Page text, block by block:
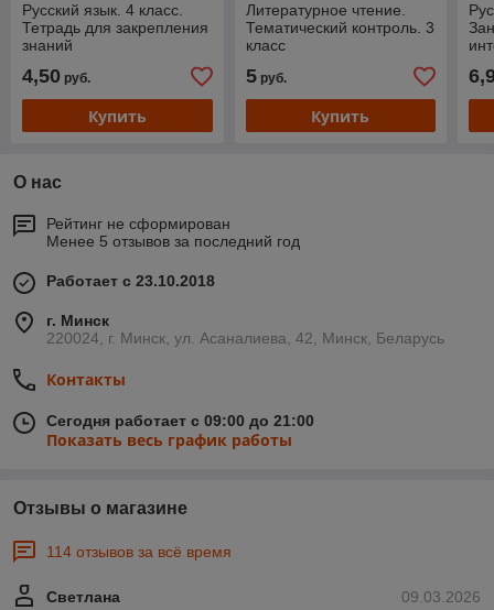
Русский язык. 4 класс.
Тетрадь для закрепления
знаний
4,50 руб.
Купить
Литературное чтение.
Тематический контроль. 3
класс
5руб.
Купить
О нас
Рейтинг не сформирован
Менее 5 отзывов за последний год
Работает с 23.10.2018
г. Минск
220024, г. Минск, ул. Асаналиева, 42, Минск, Беларусь
Контакты
Сегодня работает с 09:00 до 21:00
Показать весь график работы
Отзывы о магазине
114 отзывов за всё время
09.03.2026
Светлана